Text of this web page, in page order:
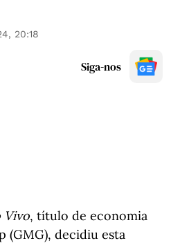
20:18
Siga-nos
Vivo, título de economia
(GMG), decidiu esta